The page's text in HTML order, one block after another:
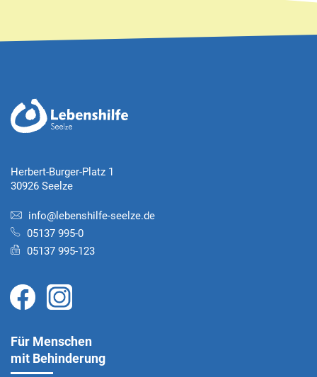
Herbert-Burger-Platz 1
30926 Seelze
info@lebenshilfe-seelze.de
05137 995-0
05137 995-123
Für Menschen
mit Behinderung